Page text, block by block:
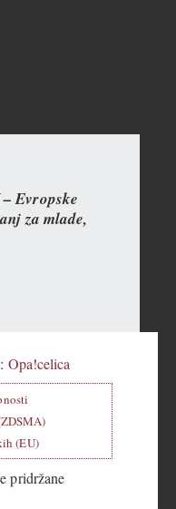
Evropske
za mlade,
Opa!celica
(EU)
pridržane